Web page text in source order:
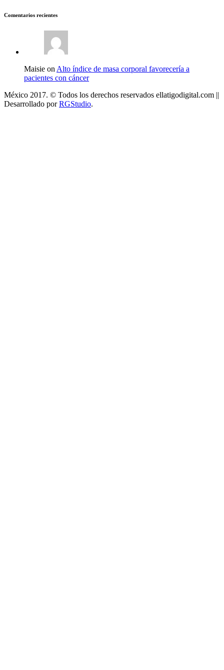
Comentarios recientes
Maisie on Alto índice de masa corporal favorecería a
pacientes con cáncer
México 2017. © Todos los derechos reservados ellatigodigital.com ||
Desarrollado porRGStudio.